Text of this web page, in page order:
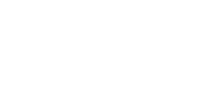
thẻ bảo hành chính hãng từ công ty.
gốc, chính hãng, nhập khẩu Đức &
tham khảo sản phẩm khác